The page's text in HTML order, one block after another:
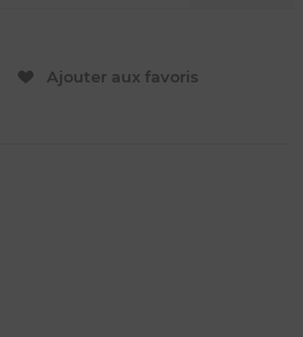
Ajouter aux favoris